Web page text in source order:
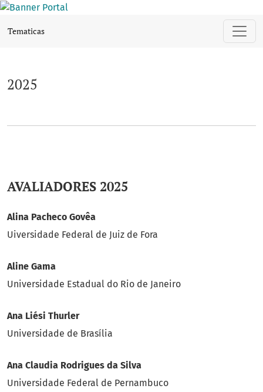
Tematicas
2025
AVALIADORES 2025
Alina Pacheco Govêa
Uiversidade Federal de Juiz de Fora
Aline Gama
Universidade Estadual do Rio de Janeiro
Ana Liési Thurler
Universidade de Brasília
Ana Claudia Rodrigues da Silva
Universidade Federal de Pernambuco